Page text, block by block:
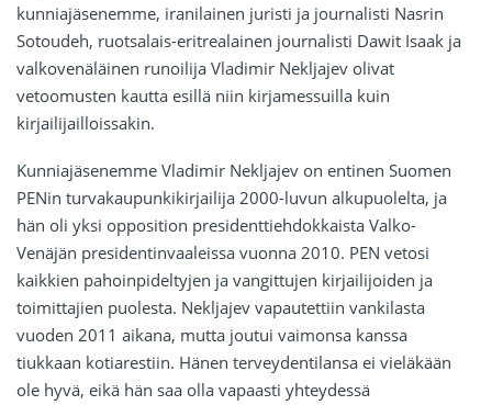
kunniajäsenemme, iranilainen juristi ja journalisti Nasrin
Sotoudeh, ruotsalais-eritrealainen journalisti Dawit Isaak ja
valkovenäläinen runoilija Vladimir Nekljajev olivat
vetoomusten kautta esillä niin kirjamessuilla kuin
kirjailijailloissakin.
Kunniajäsenemme Vladimir Nekljajev on entinen Suomen
PENin turvakaupunkikirjailija 2000-luvun alkupuolelta, ja
hän oli yksi opposition presidenttiehdokkaista Valko-
Venäjän presidentinvaaleissa vuonna 2010. PEN vetosi
kaikkien pahoinpideltyjen ja vangittujen kirjailijoiden ja
toimittajien puolesta. Nekljajev vapautettiin vankilasta
vuoden 2011 aikana, mutta joutui vaimonsa kanssa
tiukkaan kotiarestiin. Hänen terveydentilansa ei vieläkään
ole hyvä, eikä hän saa olla vapaasti yhteydessä